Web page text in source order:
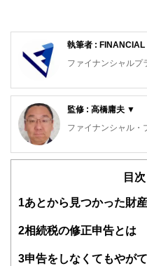
執筆者 :
ファイナンシャルプ
FinancialField編集
知識がない方でも理
す。
得者を中心に「お金
験者で構成され、企
FinancialFieldの特
護士、税理士、宅地
ドバイザー、DCプ
ど150名以上の有資
監修 : 高橋庸夫 ▼
ファイナンシャル・
住宅ローンアドバイ
サラリーマン生活２
に努めるとともに、
として、個別相談、
住者への支援を実
目次
1あとから見つかった財
2相続税の修正申告とは
3申告をしなくてもやが